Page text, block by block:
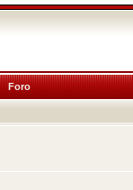
Foro